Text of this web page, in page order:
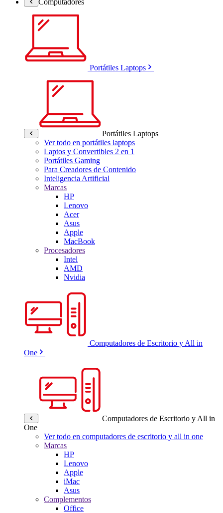
Portátiles Laptops
Portátiles Laptops
Ver todo en portátiles laptops
Laptos y Convertibles 2 en 1
Portátiles Gaming
Para Creadores de Contenido
Inteligencia Artificial
Marcas
HP
Lenovo
Acer
Asus
Apple
MacBook
Procesadores
Intel
AMD
Nvidia
Computadores de Escritorio y All in
One
Computadores de Escritorio y All in
One
Ver todo en computadores de escritorio y all in one
Marcas
HP
Lenovo
Apple
iMac
Asus
Complementos
Office